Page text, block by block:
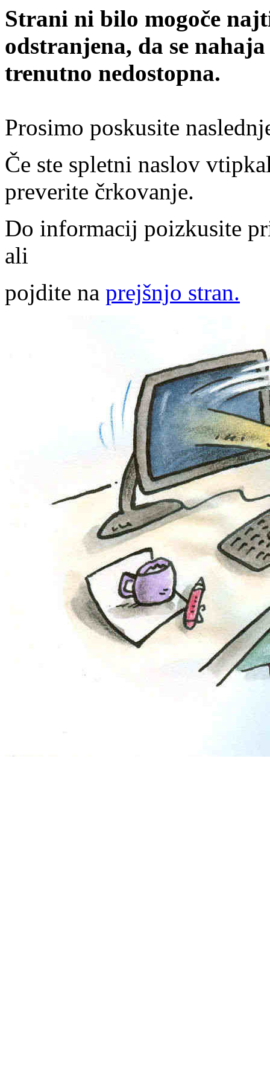
Strani ni bilo mogoče
odstranjena, da se
trenutno nedostopna.
Prosimo poskusite
Če ste spletni naslov
preverite črkovanje.
Do informacij poizkusite
ali
pojdite na prejšnjo stran.